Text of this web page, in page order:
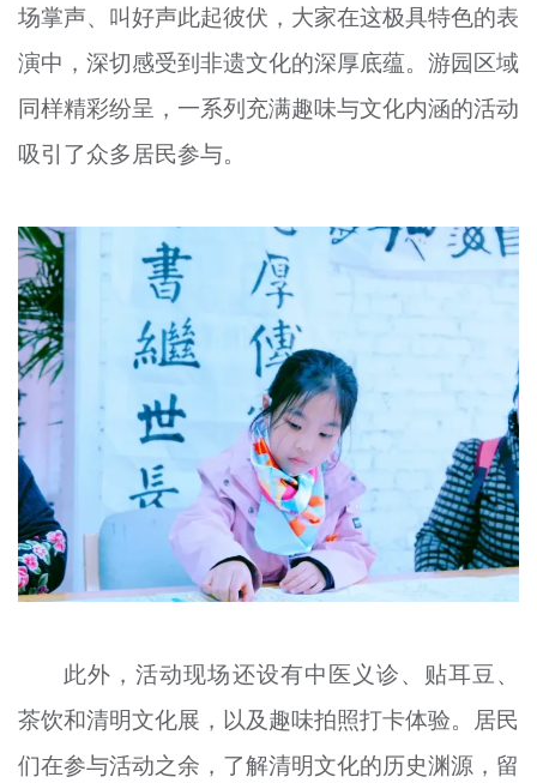
场掌声、叫好声此起彼伏，大家在这极具特色的表
演中，深切感受到非遗文化的深厚底蕴。游园区域
同样精彩纷呈，一系列充满趣味与文化内涵的活动
吸引了众多居民参与。
此外，活动现场还设有中医义诊、贴耳豆、
茶饮和清明文化展，以及趣味拍照打卡体验。居民
们在参与活动之余，了解清明文化的历史渊源，留